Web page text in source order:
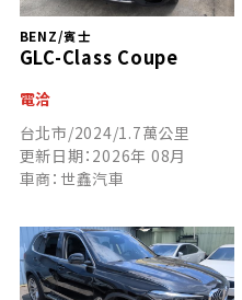
BENZ/賓士
GLC-Class Coupe
電洽
台北市/2024/1.7萬公里
更新日期：2026年 08月
車商：世鑫汽車